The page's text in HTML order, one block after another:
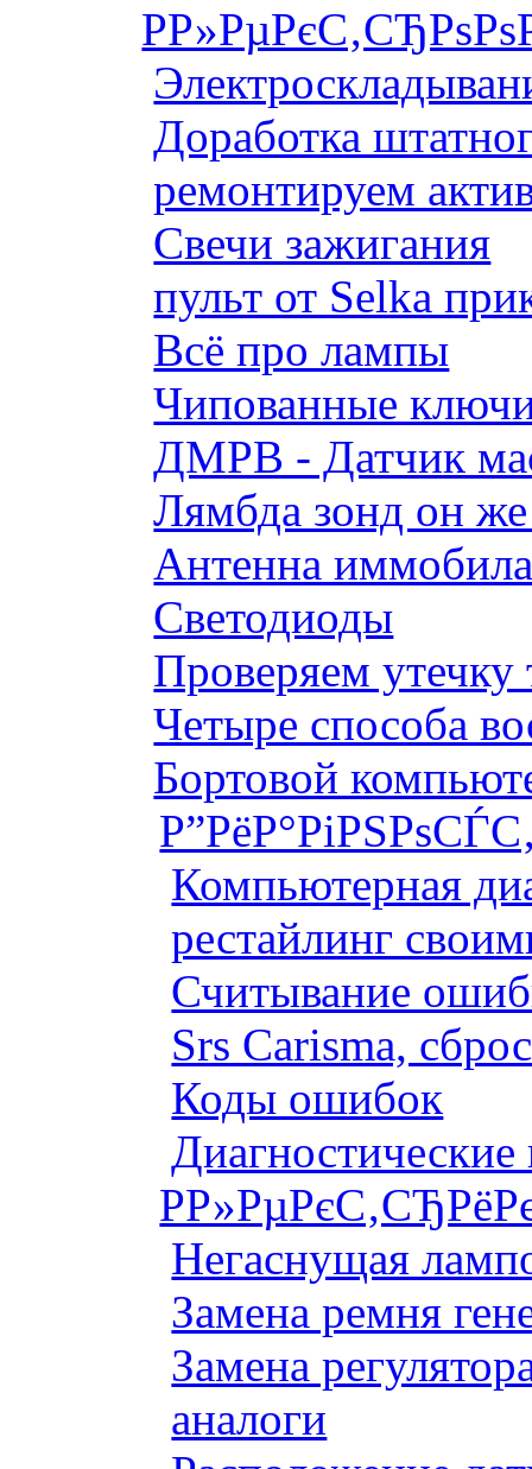
Доработка
ремонтируем
Свечи зажигания
пульт от Selka
Всё про лампы
Чипованные
ДМРВ - Датчик
Лямбда зонд он
Антенна
Светодиоды
Проверяем утечку
Четыре способа
Бортовой
Компьютерная
рестайлинг
Считывание
Srs Carisma,
Коды ошибок
Негаснущая
Замена ремня
Замена
аналоги